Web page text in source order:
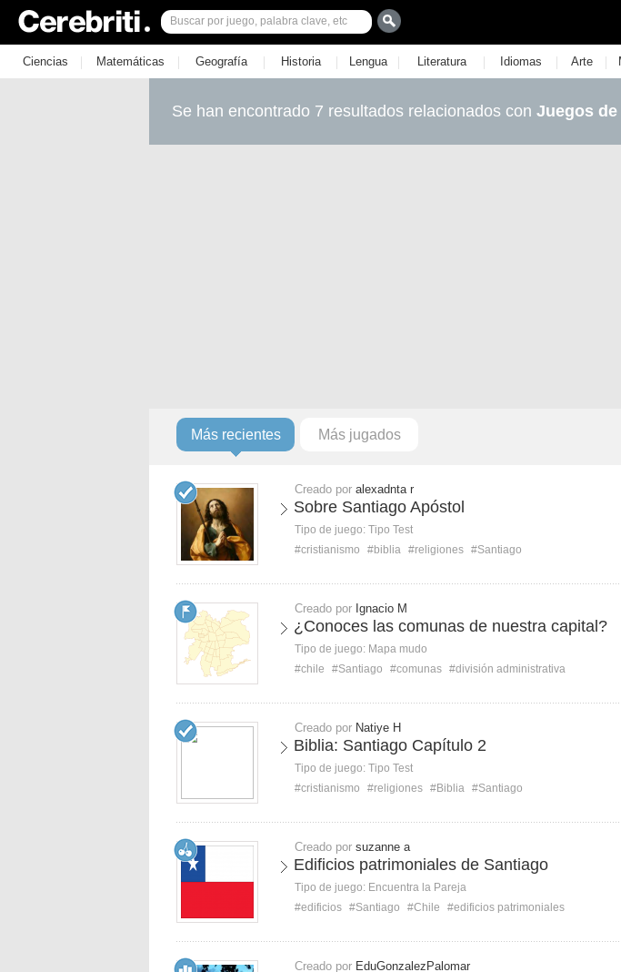
Ciencias | Matemáticas | Geografía | Historia | Lengua | Literatura | Idiomas | Arte |
Se han encontrado 7 resultados relacionados con Juegos
Más recientes Más jugados
Creado por alexadnta r
Sobre Santiago Apóstol
Tipo de juego: Tipo Test
#cristianismo
#biblia #religiones #Santiago
Creado por Ignacio M
¿Conoces las comunas de nuestra capital?
Tipo de juego: Mapa mudo
#chile
#Santiago #comunas #división administrativa
Creado por Natiye H
Biblia: Santiago Capítulo 2
Tipo de juego: Tipo Test
#cristianismo
#religiones #Biblia #Santiago
Creado por suzanne a
Edificios patrimoniales de Santiago
Tipo de juego: Encuentra la Pareja
#edificios #Santiago #Chile #edificios patrimoniales
Creado por EduGonzalezPalomar